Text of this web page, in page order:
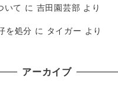
いて に 吉田園芸部 より
を処分 に タイガー より
アーカイブ